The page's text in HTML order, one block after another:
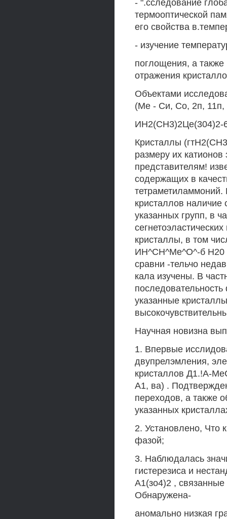
- ".сследование
термооптической
его свойства
- изучение
поглощения, а
отражения
Объектами
(Ме - Си, Со, 2п, 11п,
Кристаллы
размеру их
представителям!
содержащих в
кристаллов наличие
указанных групп, в
кристаллы, в том
ИН^СН^Ме^О^-б Н20
сравни -тельчо
кала изучены. В
указанные
Научная новизна
1. Впервые
двупрелэмления,
кристаллов Д1.!А-
А1, ва) .
переходов, а также
указанных
2. Установлено, Что
фазой;
3. Наблюдалась
гистерезиса и
А1(зо4)2 ,
Обнаружена-
аномально низкая